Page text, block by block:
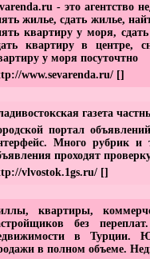
- это агентство
жилье, сдать жилье,
квартиру у моря,
квартиру в центре,
у моря посуточтно
www.sevarenda.ru/ []
газета
портал
Много рубрик и
проходят
vlvostok.1gs.ru/ []
квартиры,
без
в Турции.
в полном объеме.